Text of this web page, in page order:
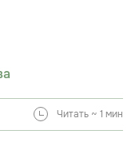
Читать ~ 1 мин